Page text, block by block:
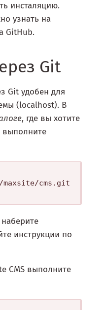
инсталяцию.
узнать на
GitHub.
Git
Git удобен для
(localhost). В
, где вы хотите
выполните
cms.git
инструкции по
CMS выполните